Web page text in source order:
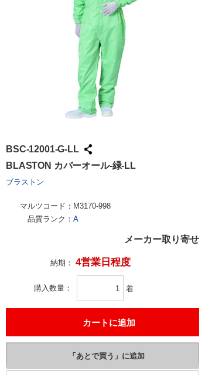
BSC-12001-G-LL
BLASTON カバーオール-緑-LL
ブラストン
マルツコード： M3170-998
品質ランク： A
メーカー取り寄せ
納期： 4営業日程度
購入数量 着